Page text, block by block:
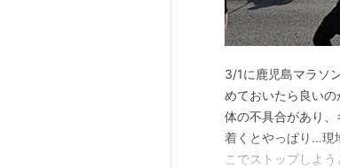
3/1に鹿児島マラソ
めておいたら良い
体の不具合があり
着くとやっぱり…現
こでストップしよ